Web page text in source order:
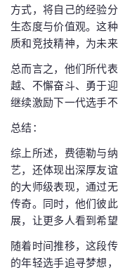
方式，将自己的经验
生态度与价值观。这
质和竞技精神，为未
总而言之，他们所代
越、不懈奋斗、勇于
继续激励下一代选手
总结：
综上所述，费德勒与
艺，还体现出深厚友
的大师级表现，通过
传奇。同时，他们彼
展，让更多人看到希
随着时间推移，这段
的年轻选手追寻梦想